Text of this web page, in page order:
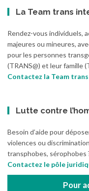
La Team trans
Rendez-vous individuels,
majeures ou mineures,
pour les personnes
(TRANS@) et leur famille
Contactez la Team
Lutte contre
Besoin d’aide pour
violences ou
transphobes, sérophobes
Contactez le pôle
Pour